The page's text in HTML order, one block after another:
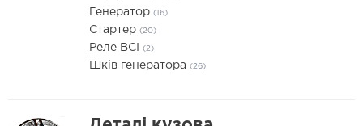
Генератор (16)
Стартер (20)
Реле ВСІ (2)
Шків генератора (26)